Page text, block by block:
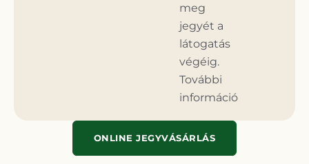
meg
jegyét a
látogatás
végéig.
További
információ
ONLINE JEGYVÁSÁRLÁS